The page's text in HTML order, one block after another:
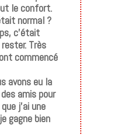
le confort.
normal ?
c’était
Très
commencé
avons eu la
amis pour
j’ai une
gagne bien